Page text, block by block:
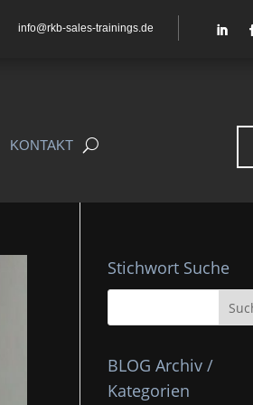
info@rkb-sales-trainings.de
KONTAKT
Stichwort Suche
BLOG Archiv /
Kategorien